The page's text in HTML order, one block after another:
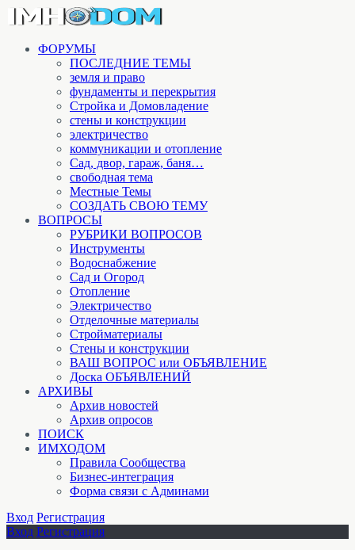
ФОРУМЫ
ПОСЛЕДНИЕ ТЕМЫ
земля и право
фундаменты и перекрытия
Стройка и Домовладение
стены и конструкции
электричество
коммуникации и отопление
Cад, двор, гараж, баня…
свободная тема
Местные Темы
СОЗДАТЬ СВОЮ ТЕМУ
ВОПРОСЫ
РУБРИКИ ВОПРОСОВ
Инструменты
Водоснабжение
Сад и Огород
Отопление
Электричество
Отделочные материалы
Стройматериалы
Стены и конструкции
ВАШ ВОПРОС или ОБЪЯВЛЕНИЕ
Доска ОБЪЯВЛЕНИЙ
АРХИВЫ
Архив новостей
Архив опросов
ПОИСК
ИМХОДОМ
Правила Сообщества
Бизнес-интеграция
Форма связи с Админами
Вход Регистрация
Вход Регистрация